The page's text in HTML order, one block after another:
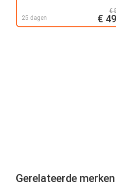
25 dagen
€
€
Gerelateerde merken